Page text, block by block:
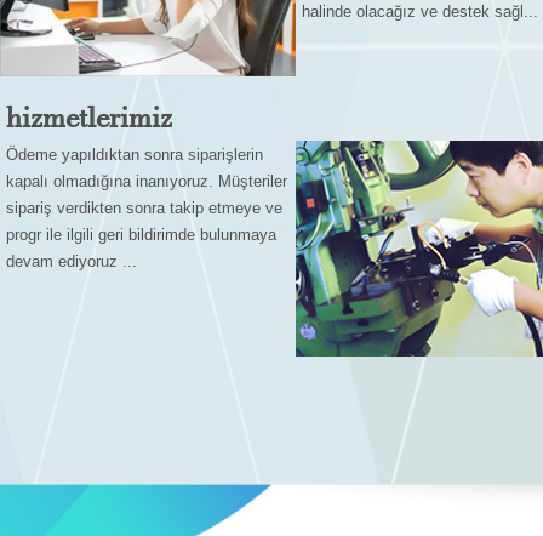
hizmetlerimiz
Ödeme yapıldıktan sonra siparişlerin
kapalı olmadığına inanıyoruz. Müşteriler
sipariş verdikten sonra takip etmeye ve
progr ile ilgili geri bildirimde bulunmaya
devam ediyoruz ...
halinde olacağız ve destek sağl...